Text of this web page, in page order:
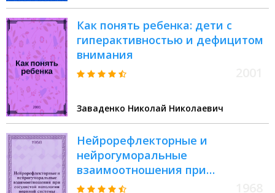
Как понять ребенка: дети с
гиперактивностью и дефицитом
внимания
Заваденко Николай Николаевич
Нейрорефлекторные и
нейрогуморальные
взаимоотношения при
сосудистой патологии нервной